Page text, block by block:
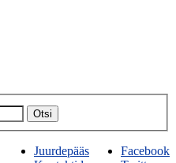
Otsi
Facebook
Juurdepääs